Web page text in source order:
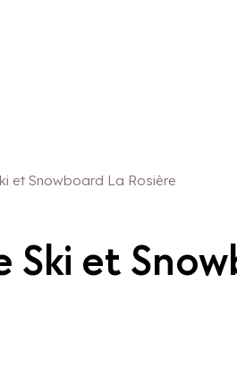
hiver
et Snowboard La Rosière
Ski et